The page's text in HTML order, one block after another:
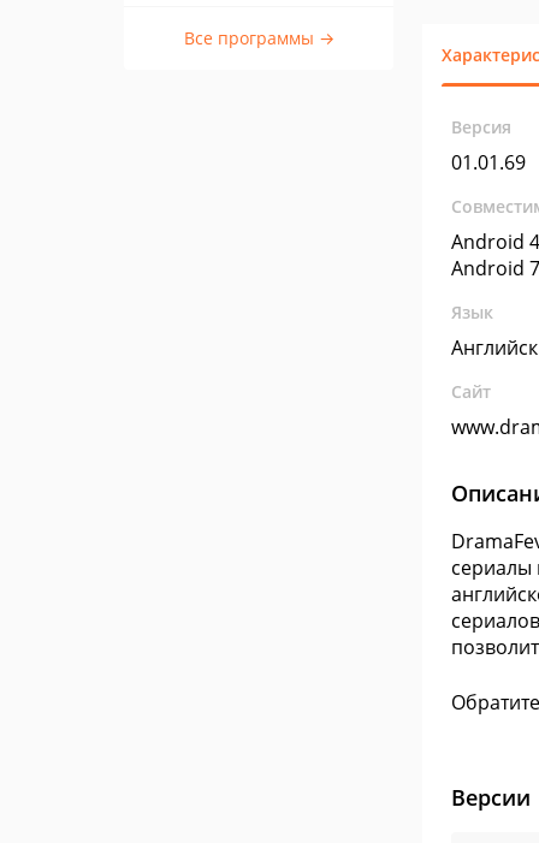
Все программы →
Версия
01.01.69
Android
Android
Язык
Сайт
сериалы
Версии